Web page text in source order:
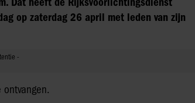
op zaterdag 26 april met leden van zijn